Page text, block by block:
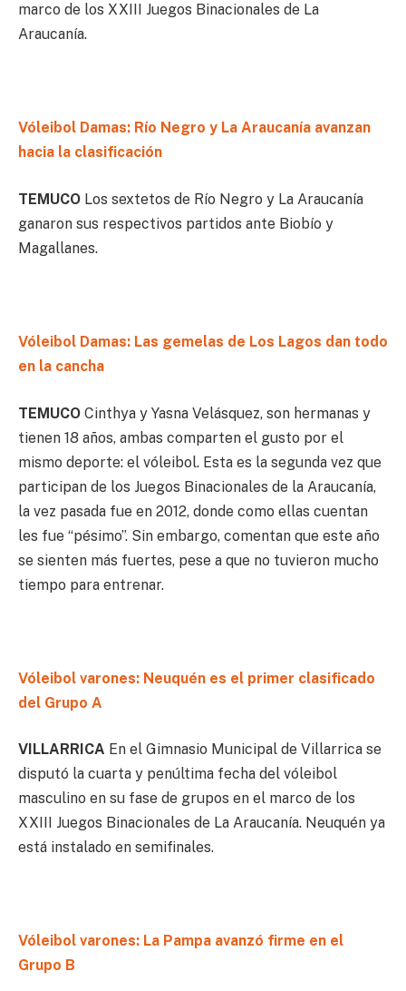
marco de los XXIII Juegos Binacionales de La
Araucanía.
Vóleibol Damas: Río Negro y La Araucanía avanzan
hacia la clasificación
TEMUCO Los sextetos de Río Negro y La Araucanía
ganaron sus respectivos partidos ante Biobío y
Magallanes.
Vóleibol Damas: Las gemelas de Los Lagos dan todo
en la cancha
TEMUCO Cinthya y Yasna Velásquez, son hermanas y
tienen 18 años, ambas comparten el gusto por el
mismo deporte: el vóleibol. Esta es la segunda vez que
participan de los Juegos Binacionales de la Araucanía,
la vez pasada fue en 2012, donde como ellas cuentan
les fue “pésimo”. Sin embargo, comentan que este año
se sienten más fuertes, pese a que no tuvieron mucho
tiempo para entrenar.
Vóleibol varones: Neuquén es el primer clasificado
del Grupo A
VILLARRICA En el Gimnasio Municipal de Villarrica se
disputó la cuarta y penúltima fecha del vóleibol
masculino en su fase de grupos en el marco de los
XXIII Juegos Binacionales de La Araucanía. Neuquén ya
está instalado en semifinales.
Vóleibol varones: La Pampa avanzó firme en el
Grupo B